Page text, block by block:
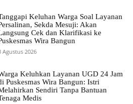
Keluhan Warga Soal Layanan
Sekda Mesuji: Akan
Cek dan Klarifikasi ke
Wira Bangun
Agustus 2026
Keluhkan Layanan UGD 24 Jam
Puskesmas Wira Bangun: Istri
Sendiri Tanpa Bantuan
Medis